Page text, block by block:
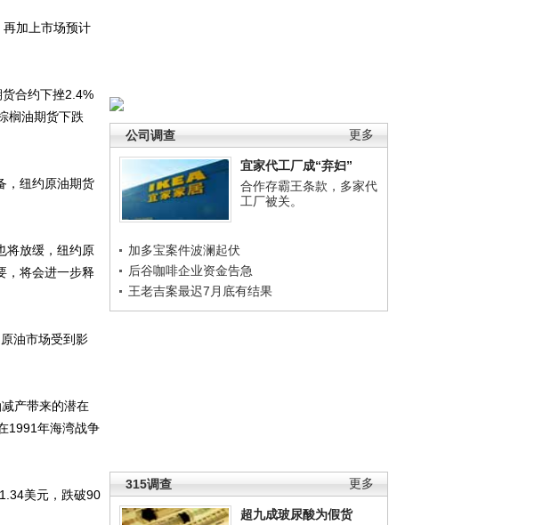
更多
公司调查
宜家代工厂成“弃妇”
合作存霸王条款，多家代
工厂被关。
加多宝案件波澜起伏
后谷咖啡企业资金告急
王老吉案最迟7月底有结果
更多
315调查
超九成玻尿酸为假货
加上市场预计
合约下挫2.4%
榈油期货下跌
，纽约原油期货
将放缓，纽约原
，将会进一步释
油市场受到影
产带来的潜在
1991年海湾战争
美元，跌破90